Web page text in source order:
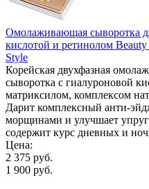
Омолаживающая сыворотка
кислотой и ретинолом
Style
Корейская двухфазная
сыворотка с гиалуроновой
матриксилом, комплексом
Дарит комплексный анти-
морщинами и улучшает
содержит курс дневных и
Цена:
2 375 руб.
1 900 руб.